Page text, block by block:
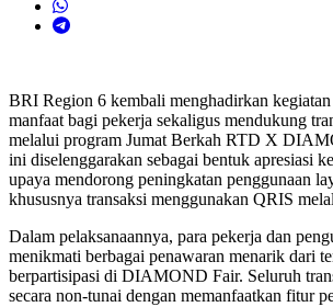
BRI Region 6 kembali menghadirkan
manfaat bagi pekerja sekaligus mendukung
melalui program Jumat Berkah RTD X
ini diselenggarakan sebagai bentuk apresiasi
upaya mendorong peningkatan penggunaan
khususnya transaksi menggunakan QRIS
Dalam pelaksanaannya, para pekerja dan
menikmati berbagai penawaran menarik dari
berpartisipasi di DIAMOND Fair. Seluruh
secara non-tunai dengan memanfaatkan fitur